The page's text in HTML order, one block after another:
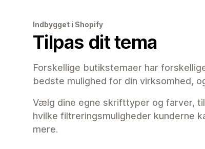
Indbygget i Shopify
Tilpas dit tema
Forskellige butikstemaer har
bedste mulighed for din virksomhed,
Vælg dine egne skrifttyper og farver,
hvilke filtreringsmuligheder kunderne
mere.